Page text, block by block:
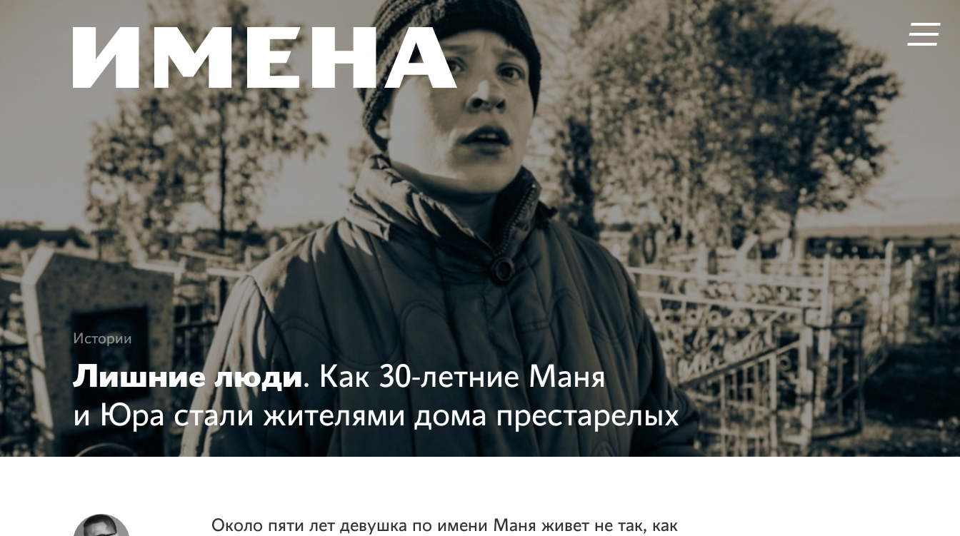
Истории
Лишние люди. Как 30-летние Маня
и Юра стали жителями дома престарелых
Около пяти лет девушка по имени Маня живет не так, как